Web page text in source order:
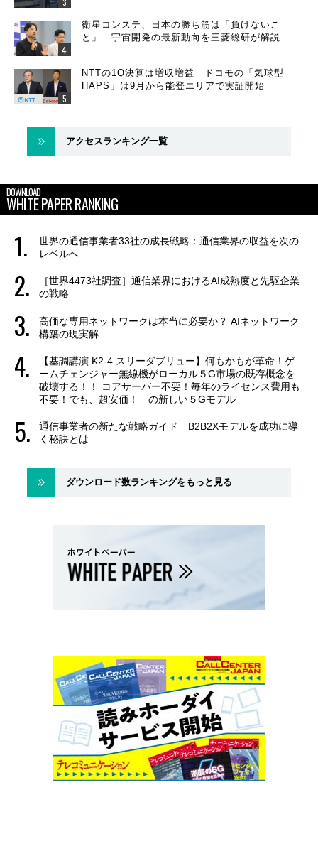
衛星コンステ、日本の勝ち筋は「負けないこ
と」 宇宙開発の最新動向を三菱総研が解説
NTTの1Q決算は増収増益 ドコモの「気球型
HAPS」は9月から能登エリアで実証開始
アクセスランキング一覧
DOWNLOAD
WHITE PAPER RANKING
世界の通信事業者33社の成長戦略：通信業界の収益を次の
レベルへ
［世界4473社調査］通信業界におけるAI成熟度と先駆企業
の戦略
高価な専用ネットワークは本当に必要か？ AIネットワーク
構築の現実解
【基調講演 K2-4 スリーダブリュー】何もかもが革命！ゲ
ームチェンジャー無線機がローカル５G市場の既存概念を
破壊する！！ コアサーバー不要！毎年のライセンス費用も
不要！でも、超安価！ の新しい５Gモデル
通信事業者の新たな戦略ガイド B2B2Xモデルを成功に導
く秘訣とは
ダウンロード数ランキングをもっと見る